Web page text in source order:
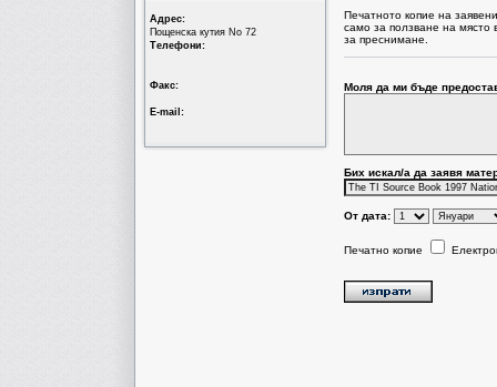
Aдрес:
Пощенска кутия No 72
Tелефони:
Факс:
Е-mail:
Печатното копие на
само за ползване на място
за преснимане.
Моля да ми бъде
Бих искал/a да заявя
От дата:
Печатно копие